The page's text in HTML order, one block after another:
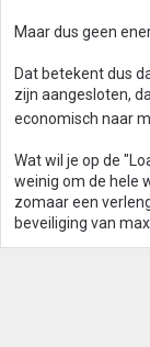
Maar dus geen
Dat betekent dus
zijn aangesloten,
economisch naar
Wat wil je op de
weinig om de hele
zomaar een
beveiliging van